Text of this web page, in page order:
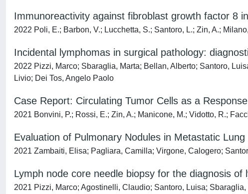
Immunoreactivity against fibroblast growth factor 8
2022 Poli, E.; Barbon, V.; Lucchetta, S.; Santoro, L.; Zin, A.;
Incidental lymphomas in surgical pathology:
2022 Pizzi, Marco; Sbaraglia, Marta; Bellan, Alberto; Santoro,
Livio; Dei Tos, Angelo Paolo
Case Report: Circulating Tumor Cells as a
2021 Bonvini, P.; Rossi, E.; Zin, A.; Manicone, M.; Vidotto, R.;
Evaluation of Pulmonary Nodules in Metastatic Lung
2021 Zambaiti, Elisa; Pagliara, Camilla; Virgone, Calogero;
Lymph node core needle biopsy for the diagnosis
2021 Pizzi, Marco; Agostinelli, Claudio; Santoro, Luisa;